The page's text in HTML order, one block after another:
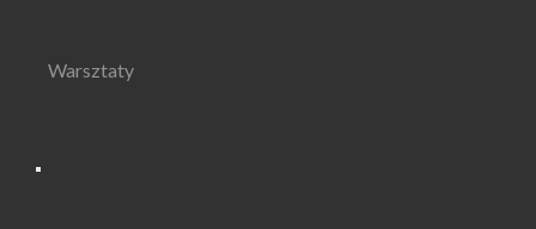
Warsztaty